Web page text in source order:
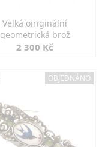
Velká oiriginální
geometrická brož
2 300 Kč
OBJEDNÁNO